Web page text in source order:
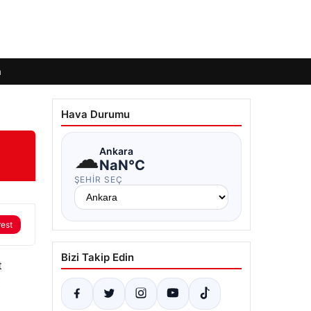
Hava Durumu
☁Ankara
NaN°C
ŞEHIR SEÇ
Bizi Takip Edin